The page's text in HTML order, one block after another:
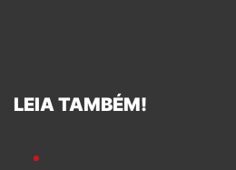
LEIA TAMBÉM!